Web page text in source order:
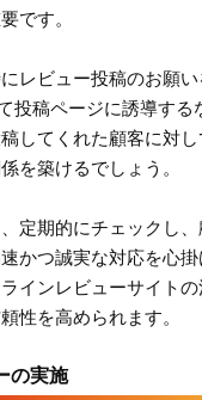
です。
レビュー投稿のお願
投稿ページに誘導する
してくれた顧客に対
を築けるでしょう。
定期的にチェックし
かつ誠実な対応を心掛
インレビューサイト
性を高められます。
の実施